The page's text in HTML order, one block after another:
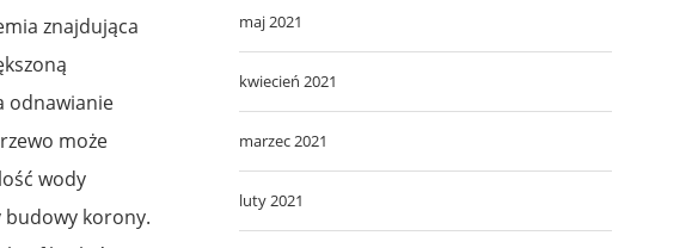
znajdująca
odnawianie
może
wody
budowy korony.
maj 2021
kwiecień 2021
marzec 2021
luty 2021